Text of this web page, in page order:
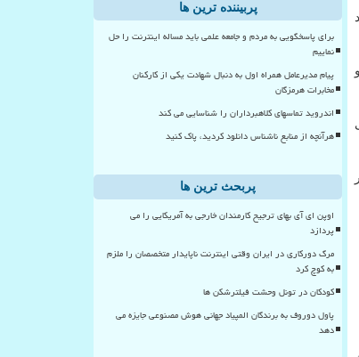
پربیننده ترین ها
برای پاسخگویی به مردم و جامعه علمی باید مساله اینترنت را حل
نماییم
پیام مدیرعامل همراه اول به دنبال شهادت یکی از کارکنان
مخابرات هرمزگان
اندروید تماسهای کلاهبرداران را شناسایی می کند
هرآنچه از منابع ناشناس دانلود کردید، پاک کنید
پربحث ترین ها
اوپن ای آی بهای ترجیح کارمندان خارجی به آمریکایی را می
پردازد
مرگ دورکاری در ایران وقتی اینترنت ناپایدار متخصصان را ملزم
به کوچ کرد
کودکان در تونل وحشت فیلترشکن ها
پاول دوروف به برندگان المپیاد جهانی هوش مصنوعی جایزه می
دهد